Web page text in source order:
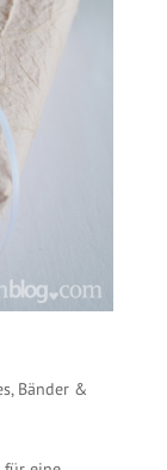
, Bänder &